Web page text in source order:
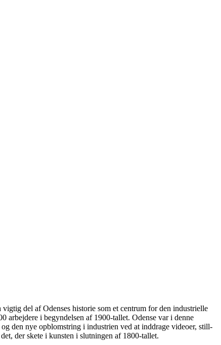
del af Odenses historie som et centrum for den industrielle
i begyndelsen af 1900-tallet. Odense var i denne
den nye opblomstring i industrien ved at inddrage videoer, still-
der skete i kunsten i slutningen af 1800-tallet.